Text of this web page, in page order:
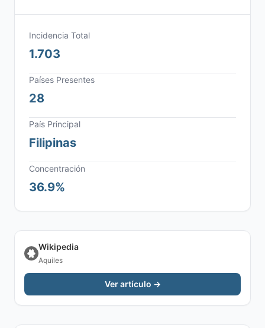
Incidencia Total
1.703
Países Presentes
28
País Principal
Filipinas
Concentración
36.9%
Wikipedia
Aquiles
Ver artículo →